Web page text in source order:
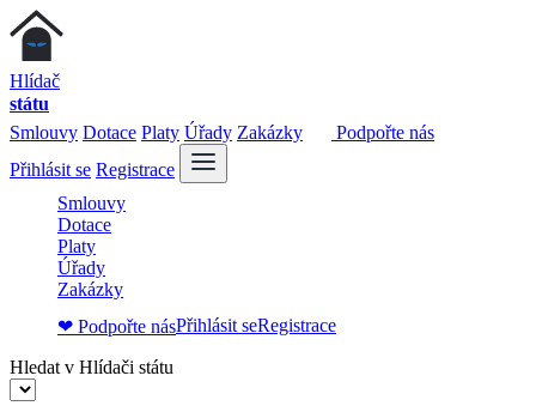
Hlídač
státu
Smlouvy Dotace Platy Úřady Zakázky
Podpořte nás
Přihlásit se Registrace
Smlouvy
Dotace
Platy
Úřady
Zakázky
❤ Podpořte násPřihlásit seRegistrace
Hledat v Hlídači státu